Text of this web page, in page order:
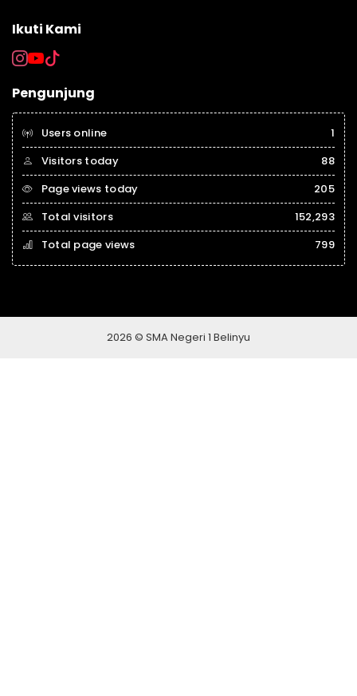
Ikuti Kami
Pengunjung
Users online
1
Visitors today
88
Page views today
205
Total visitors
152,293
Total page views
799
2026 © SMA Negeri 1 Belinyu